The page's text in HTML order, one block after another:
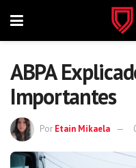
ABPA
Importantes
Por Etain Mikaela